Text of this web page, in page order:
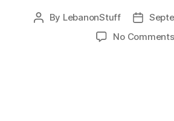
Post
By LebanonStuff
Post
No Comments